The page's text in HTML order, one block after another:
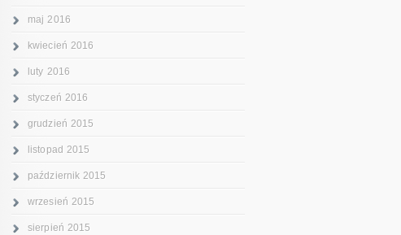
maj 2016
kwiecień 2016
luty 2016
styczeń 2016
grudzień 2015
listopad 2015
październik 2015
wrzesień 2015
sierpień 2015